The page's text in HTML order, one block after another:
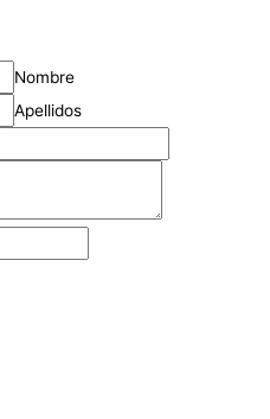
Nombre
Apellidos